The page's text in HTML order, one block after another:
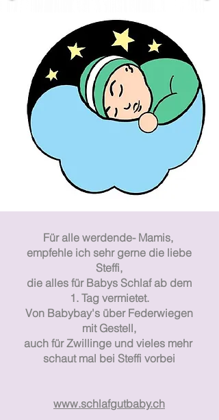
Für alle werdende- Mamis,
empfehle ich sehr gerne die liebe
Steffi,
die alles für Babys Schlaf ab dem
1. Tag vermietet.
Von Babybay's über Federwiegen
mit Gestell,
auch für Zwillinge und vieles mehr
schaut mal bei Steffi vorbei
www.schlafgutbaby.ch